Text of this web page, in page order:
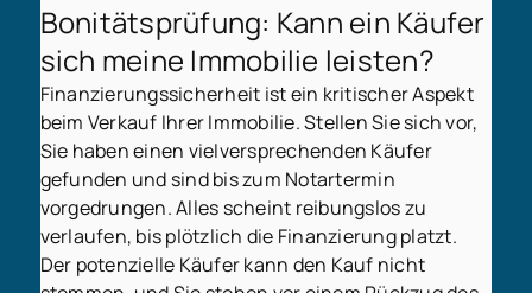
Bonitätsprüfung: Kann ein Käufer
sich meine Immobilie leisten?
Finanzierungssicherheit ist ein kritischer Aspekt
beim Verkauf Ihrer Immobilie. Stellen Sie sich vor,
Sie haben einen vielversprechenden Käufer
gefunden und sind bis zum Notartermin
vorgedrungen. Alles scheint reibungslos zu
verlaufen, bis plötzlich die Finanzierung platzt.
Der potenzielle Käufer kann den Kauf nicht